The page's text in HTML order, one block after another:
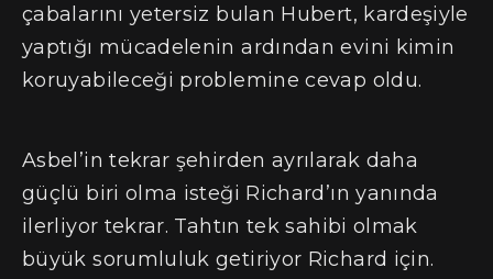
çabalarını yetersiz bulan Hubert, kardeşiyle
yaptığı mücadelenin ardından evini kimin
koruyabileceği problemine cevap oldu.
Asbel’in tekrar şehirden ayrılarak daha
güçlü biri olma isteği Richard’ın yanında
ilerliyor tekrar. Tahtın tek sahibi olmak
büyük sorumluluk getiriyor Richard için.